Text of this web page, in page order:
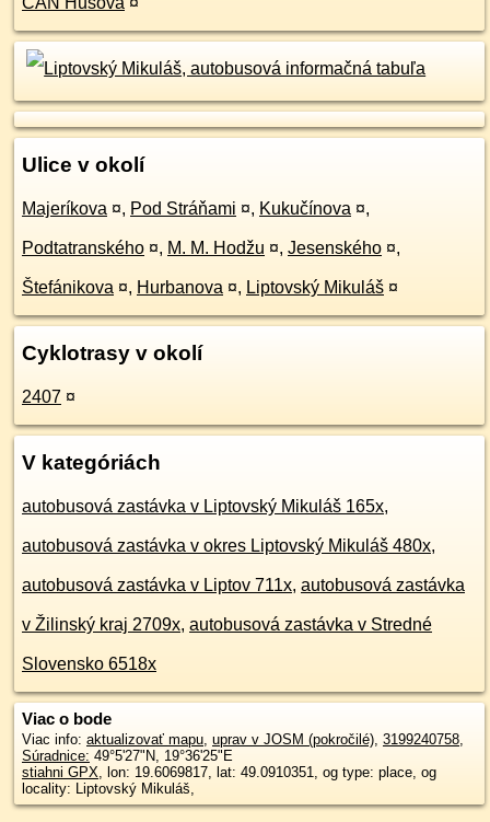
Ulice v okolí
Majeríkova ¤, Pod Stráňami ¤, Kukučínova ¤,
Podtatranského ¤, M. M. Hodžu ¤, Jesenského ¤,
Štefánikova ¤, Hurbanova ¤, Liptovský Mikuláš ¤
Cyklotrasy v okolí
2407 ¤
V kategóriách
autobusová zastávka v Liptovský Mikuláš 165x,
autobusová zastávka v okres Liptovský Mikuláš 480x,
autobusová zastávka v Liptov 711x, autobusová zastávka
v Žilinský kraj 2709x, autobusová zastávka v Stredné
Slovensko 6518x
Viac o bode
Viac info: aktualizovať mapu, uprav v JOSM (pokročilé), 3199240758,
Súradnice: 49°5'27"N, 19°36'25"E
stiahni GPX, lon: 19.6069817, lat: 49.0910351, og type: place, og
locality: Liptovský Mikuláš,